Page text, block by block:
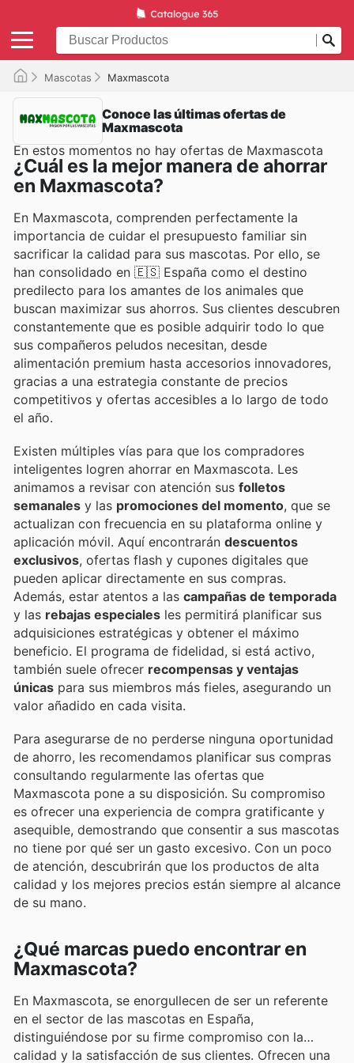
Mascotas Maxmascota
Conoce las últimas ofertas de
Maxmascota
En estos momentos no hay ofertas de Maxmascota
¿Cuál es la mejor manera de ahorrar
en Maxmascota?
En Maxmascota, comprenden perfectamente la
importancia de cuidar el presupuesto familiar sin
sacrificar la calidad para sus mascotas. Por ello, se
han consolidado en 🇪🇸 España como el destino
predilecto para los amantes de los animales que
buscan maximizar sus ahorros. Sus clientes descubren
constantemente que es posible adquirir todo lo que
sus compañeros peludos necesitan, desde
alimentación premium hasta accesorios innovadores,
gracias a una estrategia constante de precios
competitivos y ofertas accesibles a lo largo de todo
el año.
Existen múltiples vías para que los compradores
inteligentes logren ahorrar en Maxmascota. Les
animamos a revisar con atención sus folletos
semanales y las promociones del momento, que se
actualizan con frecuencia en su plataforma online y
aplicación móvil. Aquí encontrarán descuentos
exclusivos, ofertas flash y cupones digitales que
pueden aplicar directamente en sus compras.
Además, estar atentos a las campañas de temporada
y las rebajas especiales les permitirá planificar sus
adquisiciones estratégicas y obtener el máximo
beneficio. El programa de fidelidad, si está activo,
también suele ofrecer recompensas y ventajas
únicas para sus miembros más fieles, asegurando un
valor añadido en cada visita.
Para asegurarse de no perderse ninguna oportunidad
de ahorro, les recomendamos planificar sus compras
consultando regularmente las ofertas que
Maxmascota pone a su disposición. Su compromiso
es ofrecer una experiencia de compra gratificante y
asequible, demostrando que consentir a sus mascotas
no tiene por qué ser un gasto excesivo. Con un poco
de atención, descubrirán que los productos de alta
calidad y los mejores precios están siempre al alcance
de su mano.
¿Qué marcas puedo encontrar en
Maxmascota?
En Maxmascota, se enorgullecen de ser un referente
en el sector de las mascotas en España,
distinguiéndose por su firme compromiso con la
calidad y la satisfacción de sus clientes. Ofrecen una